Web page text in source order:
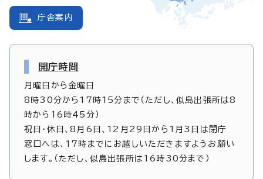
庁舎案内
開庁時間
月曜日から金曜日
8時30分から17時15分まで（ただし、似島出張所は8
時から16時45分）
祝日・休日、8月6日、12月29日から1月3日は閉庁
窓口へは、17時までにお越しいただきますようお願い
します。（ただし、似島出張所は16時30分まで）